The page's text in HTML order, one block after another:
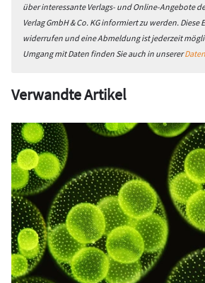
über interessante Verlags- und Online-Angebote
Verlag GmbH & Co. KG informiert zu werden.
widerrufen und eine Abmeldung ist jederzeit
Umgang mit Daten finden Sie auch in unserer
Verwandte Artikel